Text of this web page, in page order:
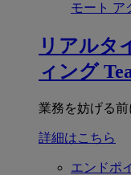
モート ア
リアルタ
ィング
業務を妨げる前
詳細はこちら
エンドポ